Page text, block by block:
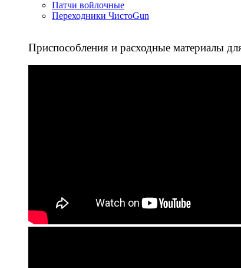
Патчи войлочные
Переходники ЧистоGun
Приспособления и расходные материалы